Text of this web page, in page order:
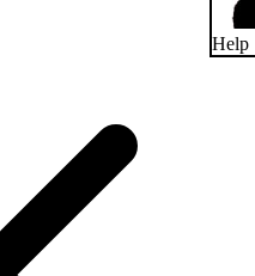
Help